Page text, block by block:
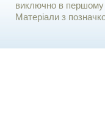
виключно в першому
Матеріали з